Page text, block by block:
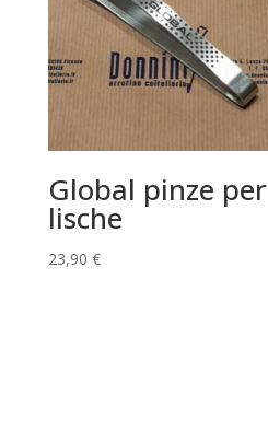
Global pinze per
lische
23,90 €